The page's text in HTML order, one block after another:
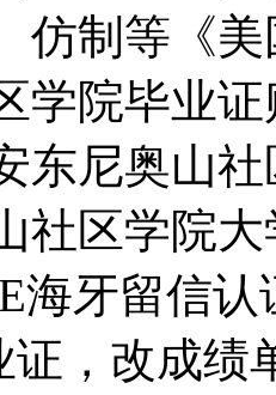
仿制等《
学院毕业
东尼奥山
社区学院
海牙留信
证，改成绩